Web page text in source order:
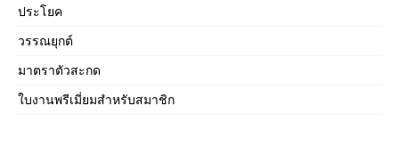
ประโยค
วรรณยุกต์
มาตราตัวสะกด
ใบงานพรีเมี่ยมสำหรับสมาชิก